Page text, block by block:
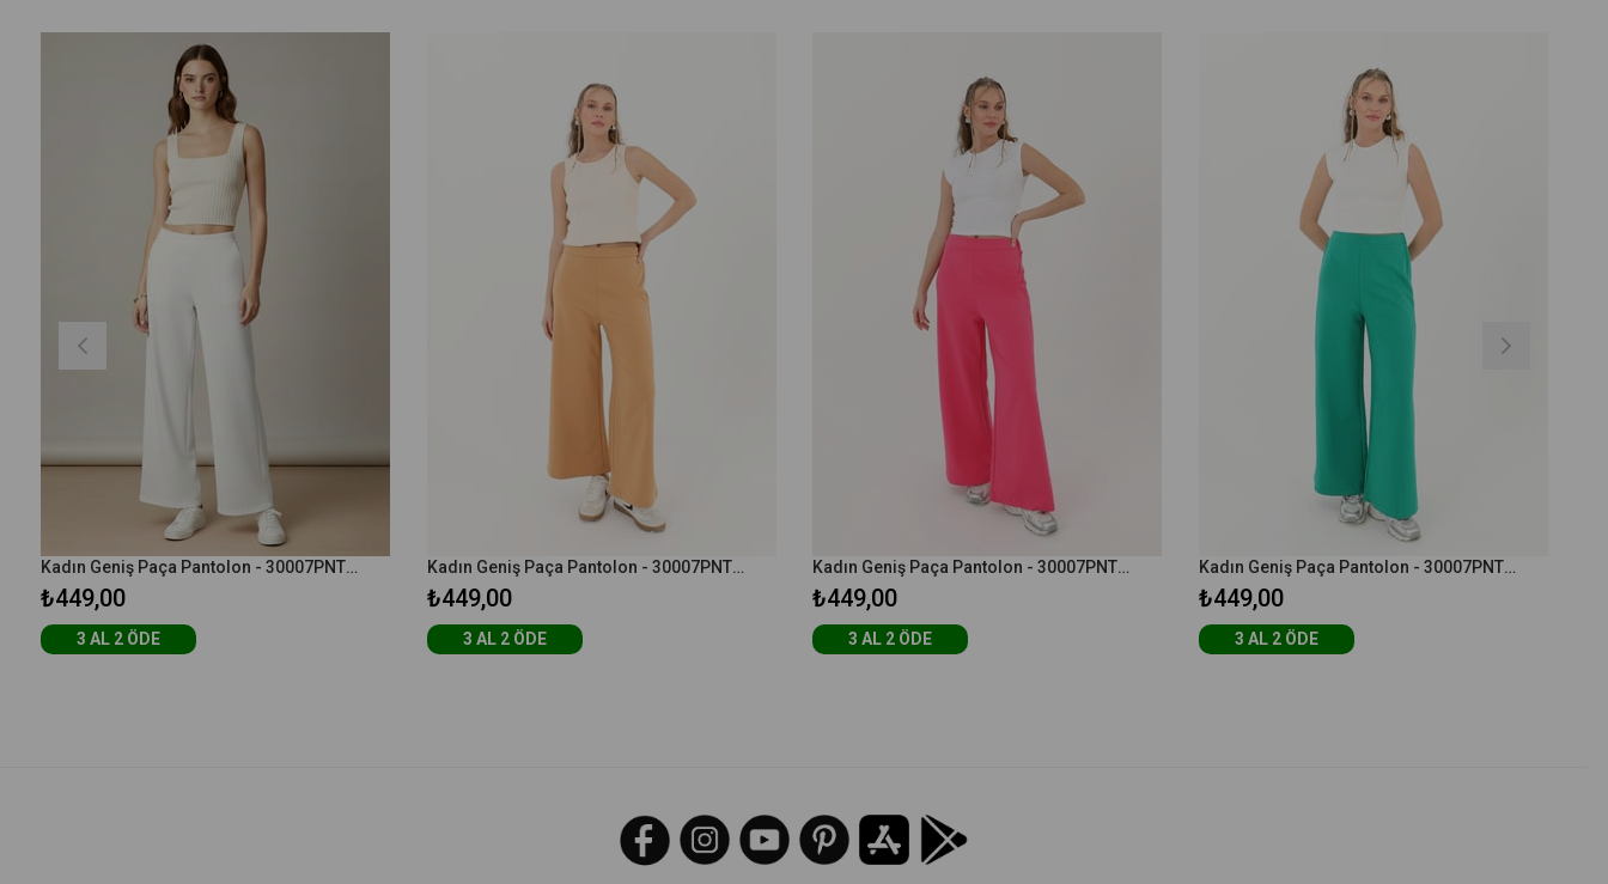
Kadın Geniş Paça Pantolon - 30007PNT - Ekru
₺449,00
3 AL 2 ÖDE
Kadın Geniş Paça Pantolon - 30007PNT - Deve Tüyü
₺449,00
3 AL 2 ÖDE
Kadın Geniş Paça Pantolon - 30007PNT - Fuşya
₺449,00
3 AL 2 ÖDE
Kadın Geniş Paça Pantolon - 30007PNT - Yeşil
₺449,00
3 AL 2 ÖDE